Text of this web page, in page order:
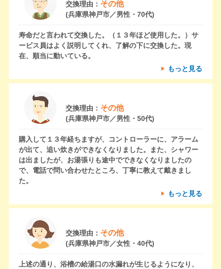
交換理由： その他
(兵庫県神戸市／男性・70代)
寿命だと言われて交換した。（１３年ほど使用した。）サ
ービス員はよく説明してくれ、了解の下に交換した。現
在、順当に動いている。
もっと見る
交換理由： その他
(兵庫県神戸市／男性・50代)
購入して１３年経ちますが、コントローラーに、アラーム
が出て、追い炊きができなくなりました。また、シャワー
は出ましたが、お湯張りも途中でできなくなりましたの
で、電話で問い合わせたところ、丁寧に教えて戴きまし
た。
もっと見る
交換理由： その他
(兵庫県神戸市／女性・40代)
上述の通り、浴槽の給湯口の水漏れが生じるようになり、